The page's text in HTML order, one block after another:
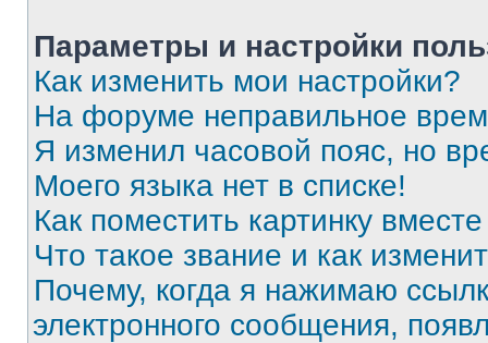
Параметры и настройки
Как изменить мои настройки?
На форуме неправильное
Я изменил часовой пояс, но
Моего языка нет в списке!
Как поместить картинку
Что такое звание и как
Почему, когда я нажимаю
электронного сообщения,